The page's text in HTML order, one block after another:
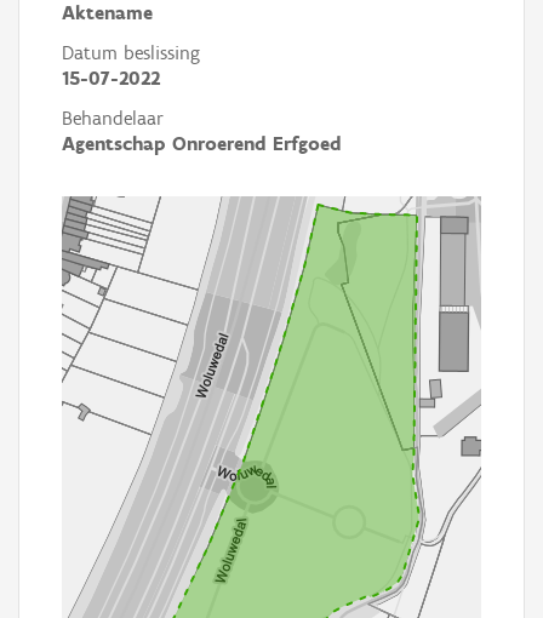
Aktename
Datum beslissing
15-07-2022
Behandelaar
Agentschap Onroerend Erfgoed